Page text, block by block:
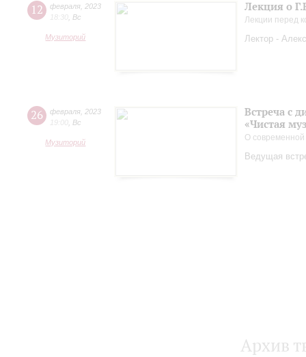
12 февраля 2023
18:30 Вс
Музиторий
Лекция о
Лекции перед
Лектор -
26 февраля 2023
19:00 Вс
Музиторий
Встреча с
«Чистая
О
Ведущая
Архив